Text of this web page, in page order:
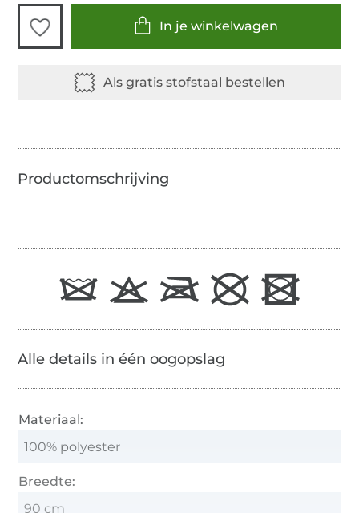
In je winkelwagen
Alle details in één oogopslag
Materiaal:
100% polyester
Breedte:
90 cm